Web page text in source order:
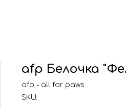
afp Белочка
afp - all for paws
SKU: